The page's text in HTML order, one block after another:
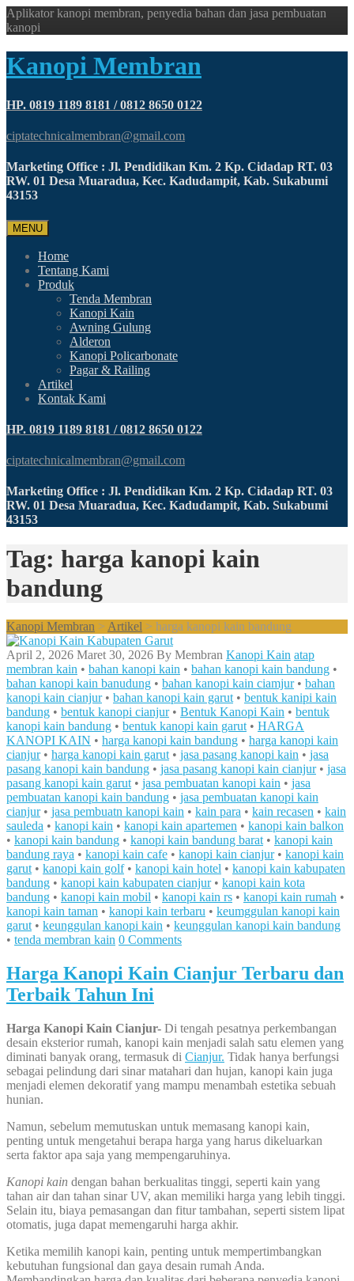
Aplikator kanopi membran, penyedia bahan dan jasa pembuatan
kanopi
Kanopi Membran
HP. 0819 1189 8181 / 0812 8650 0122
ciptatechnicalmembran@gmail.com
Marketing Office : Jl. Pendidikan Km. 2 Kp. Cidadap RT. 03
RW. 01 Desa Muaradua, Kec. Kadudampit, Kab. Sukabumi
43153
MENU
Home
Tentang Kami
Produk
Tenda Membran
Kanopi Kain
Awning Gulung
Alderon
Kanopi Policarbonate
Pagar & Railing
Artikel
Kontak Kami
HP. 0819 1189 8181 / 0812 8650 0122
ciptatechnicalmembran@gmail.com
Marketing Office : Jl. Pendidikan Km. 2 Kp. Cidadap RT. 03
RW. 01 Desa Muaradua, Kec. Kadudampit, Kab. Sukabumi
43153
Tag: harga kanopi kain
bandung
Kanopi Membran > Artikel > harga kanopi kain bandung
April 2, 2026 Maret 30, 2026 By Membran Kanopi Kain atap
membran kain • bahan kanopi kain • bahan kanopi kain bandung •
bahan kanopi kain banudung • bahan kanopi kain ciamjur• bahan
kanopi kain cianjur• bahan kanopi kain garut • bentuk kanipi kain
bandung • bentuk kanopi cianjur• Bentuk Kanopi Kain • bentuk
kanopi kain bandung • bentuk kanopi kain garut • HARGA
KANOPI KAIN • harga kanopi kain bandung • harga kanopi kain
cianjur• harga kanopi kain garut • jasa pasang kanopi kain • jasa
pasang kanopi kain bandung • jasa pasang kanopi kain cianjur• jasa
pasang kanopi kain garut • jasa pembuatan kanopi kain • jasa
pembuatan kanopi kain bandung • jasa pembuatan kanopi kain
cianjur• jasa pembuatn kanopi kain • kain para • kain recasen • kain
sauleda • kanopi kain • kanopi kain apartemen • kanopi kain balkon
• kanopi kain bandung • kanopi kain bandung barat • kanopi kain
bandung raya • kanopi kain cafe • kanopi kain cianjur• kanopi kain
garut • kanopi kain golf• kanopi kain hotel • kanopi kain kabupaten
bandung • kanopi kain kabupaten cianjur• kanopi kain kota
bandung • kanopi kain mobil • kanopi kain rs • kanopi kain rumah •
kanopi kain taman • kanopi kain terbaru • keumggulan kanopi kain
garut • keunggulan kanopi kain • keunggulan kanopi kain bandung
• tenda membran kain 0 Comments
Harga Kanopi Kain Cianjur Terbaru dan
Terbaik Tahun Ini
Harga Kanopi Kain Cianjur- Di tengah pesatnya perkembangan
desain eksterior rumah, kanopi kain menjadi salah satu elemen yang
diminati banyak orang, termasuk di Cianjur. Tidak hanya berfungsi
sebagai pelindung dari sinar matahari dan hujan, kanopi kain juga
menjadi elemen dekoratif yang mampu menambah estetika sebuah
hunian.
Namun, sebelum memutuskan untuk memasang kanopi kain,
penting untuk mengetahui berapa harga yang harus dikeluarkan
serta faktor apa saja yang mempengaruhinya.
Kanopi kain dengan bahan berkualitas tinggi, seperti kain yang
tahan air dan tahan sinar UV, akan memiliki harga yang lebih tinggi.
Selain itu, biaya pemasangan dan fitur tambahan, seperti sistem lipat
otomatis, juga dapat memengaruhi harga akhir.
Ketika memilih kanopi kain, penting untuk mempertimbangkan
kebutuhan fungsional dan gaya desain rumah Anda.